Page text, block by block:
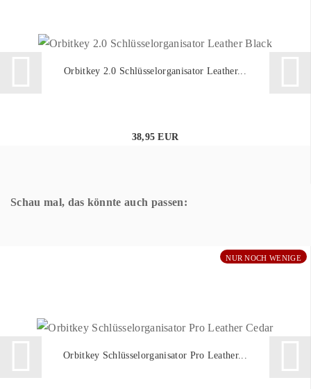
Orbitkey 2.0 Schlüsselorganisator Leather...
38,95 EUR
Schau mal, das könnte auch passen:
NUR NOCH WENIGE
Orbitkey Schlüsselorganisator Pro Leather...